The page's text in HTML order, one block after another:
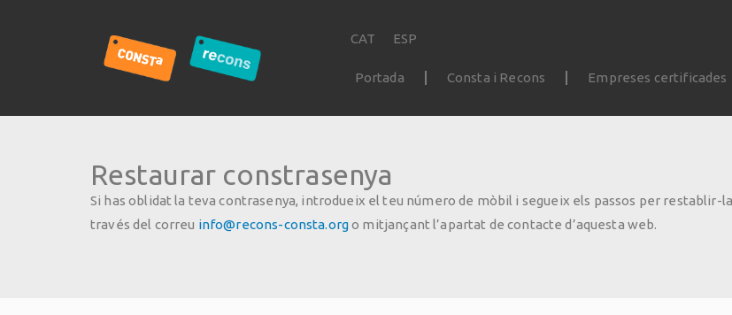
CAT ESP
Portada Consta i Recons Empreses certificades
Restaurar constrasenya
Si has oblidat la teva contrasenya, introdueix el teu número de mòbil i segueix els passos per restablir-
través del correu info@recons-consta.orgo mitjançant l’apartat de contacte d’aquesta web.